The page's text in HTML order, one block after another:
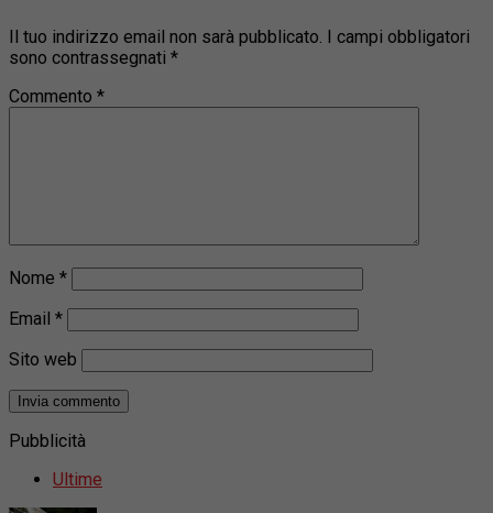
Il tuo indirizzo email non sarà pubblicato. I campi obbligatori
sono contrassegnati *
Commento *
Nome *
Email *
Sito web
Pubblicità
Ultime